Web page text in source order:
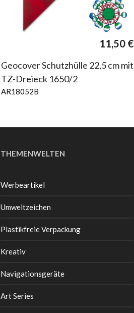
11,50 €
Geocover Schutzhülle 22,5 cm mit
TZ-Dreieck 1650/2
AR18052B
THEMENWELTEN
Werbeartikel
Umweltzeichen
Plastikfreie Verpackung
Kreativ
Navigationsgeräte
Art Series